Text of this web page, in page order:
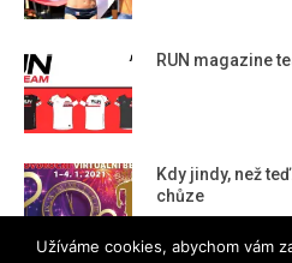
RUN magazine
Kdy jindy, než
chůze
Užíváme cookies, abychom vám